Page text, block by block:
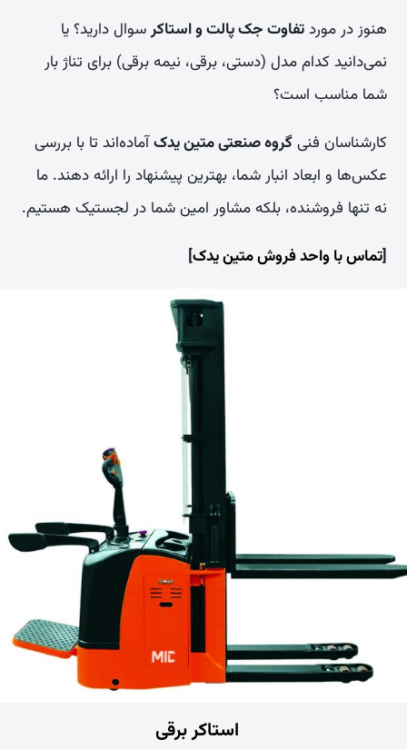
هنوز در موردتفاوت جک پالت و استاکرسوال دارید؟ یا
نمی‌دانید کدام مدل (دستی، برقی، نیمه برقی) برای تناژ بار
شما مناسب است؟
کارشناسان فنیگروه صنعتی متین یدکآماده‌اند تا با بررسی
عکس‌ها و ابعاد انبار شما، بهترین پیشنهاد را ارائه دهند. ما
نه تنها فروشنده، بلکه مشاور امین شما در لجستیک هستیم.
[تماس با واحد فروش متین یدک]
استاکر برقی